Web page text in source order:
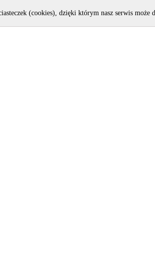
(cookies), dzięki którym nasz serwis może